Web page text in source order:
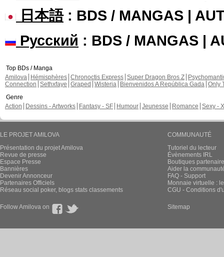
日本語: BDS / MANGAS |
Русский : BDS / MANGAS |
Top BDs / Manga
Amilova
Hémisphères Chronoctis Express Super Dragon Bros Z
Connection Sethxfaye Graped Wisteria Bienvenidos A República Gada Only
Genre
Action
Dessins - Artworks Fantasy - SF Humour Jeunesse Romance Sexy -
LE PROJET AMILOVA
Présentation du projet Amilova
Revue de presse
Espace Presse
Bannières
Devenir Annonceur
Partenaires Officiels
Réseau social poker, blogs stats classements
COMMUNAUTÉ
Tutoriel du lecteur
Évènements IRL
Boutiques
Aider la
FAQ - Support
Monnaie virtuelle :
CGU - Conditions
Follow Amilova on Sitemap